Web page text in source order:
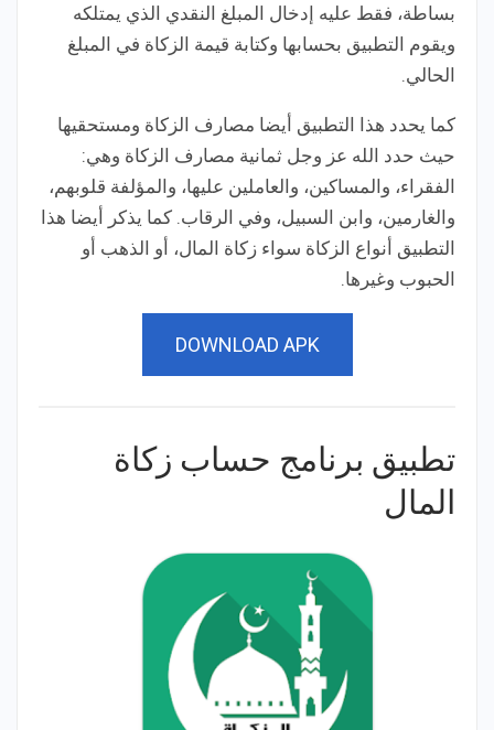
بساطة، فقط عليه إدخال المبلغ النقدي الذي يمتلكه
ويقوم التطبيق بحسابها وكتابة قيمة الزكاة في المبلغ
الحالي.
كما يحدد هذا التطبيق أيضا مصارف الزكاة ومستحقيها
حيث حدد الله عز وجل ثمانية مصارف الزكاة وهي:
الفقراء، والمساكين، والعاملين عليها، والمؤلفة قلوبهم،
والغارمين، وابن السبيل، وفي الرقاب. كما يذكر أيضا هذا
التطبيق أنواع الزكاة سواء زكاة المال، أو الذهب أو
الحبوب وغيرها.
DOWNLOAD APK
تطبيق برنامج حساب زكاة
المال